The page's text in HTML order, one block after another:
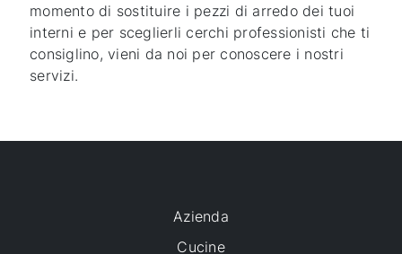
momento di sostituire i pezzi di arredo dei tuoi
interni e per sceglierli cerchi professionisti che ti
consiglino, vieni da noi per conoscere i nostri
servizi.
Azienda
Cucine